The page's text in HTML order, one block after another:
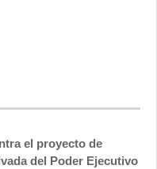
el proyecto de
del Poder Ejecutivo